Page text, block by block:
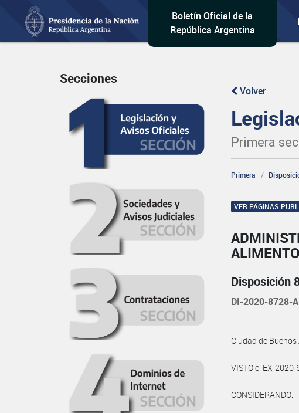
Boletín Oficial de la
República Argentina
Secciones
Volver
Primera
Primera
VER PÁGINAS
Disposición
DI-2020-8728-
Ciudad de
VISTO el EX-
CONSIDERANDO: